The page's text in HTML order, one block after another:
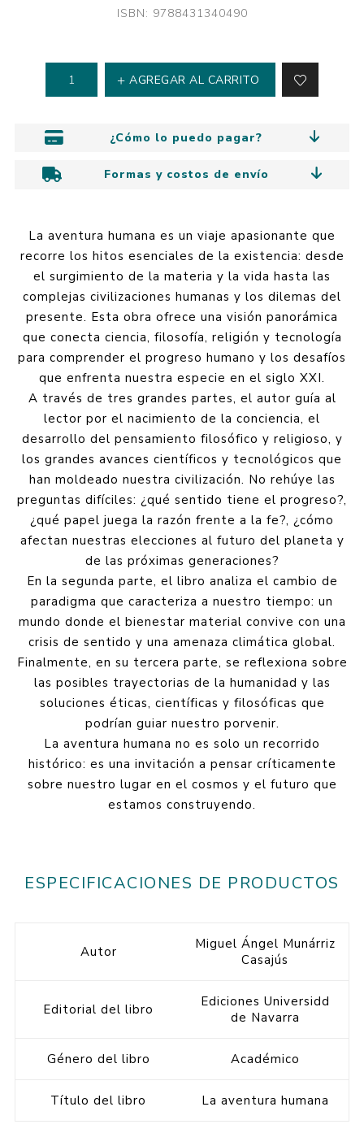
ISBN: 9788431340490
AGREGAR AL CARRITO
¿Cómo lo puedo pagar?
Formas y costos de envío
La aventura humana es un viaje apasionante que
recorre los hitos esenciales de la existencia: desde
el surgimiento de la materia y la vida hasta las
complejas civilizaciones humanas y los dilemas del
presente. Esta obra ofrece una visión panorámica
que conecta ciencia, filosofía, religión y tecnología
para comprender el progreso humano y los desafíos
que enfrenta nuestra especie en el siglo XXI.
A través de tres grandes partes, el autor guía al
lector por el nacimiento de la conciencia, el
desarrollo del pensamiento filosófico y religioso, y
los grandes avances científicos y tecnológicos que
han moldeado nuestra civilización. No rehúye las
preguntas difíciles: ¿qué sentido tiene el progreso?,
¿qué papel juega la razón frente a la fe?, ¿cómo
afectan nuestras elecciones al futuro del planeta y
de las próximas generaciones?
En la segunda parte, el libro analiza el cambio de
paradigma que caracteriza a nuestro tiempo: un
mundo donde el bienestar material convive con una
crisis de sentido y una amenaza climática global.
Finalmente, en su tercera parte, se reflexiona sobre
las posibles trayectorias de la humanidad y las
soluciones éticas, científicas y filosóficas que
podrían guiar nuestro porvenir.
La aventura humana no es solo un recorrido
histórico: es una invitación a pensar críticamente
sobre nuestro lugar en el cosmos y el futuro que
estamos construyendo.
ESPECIFICACIONES DE PRODUCTOS
Autor
Miguel Ángel Munárriz
Casajús
Editorial del libro
Ediciones Universidd
de Navarra
Género del libro Académico
Título del libro La aventura humana